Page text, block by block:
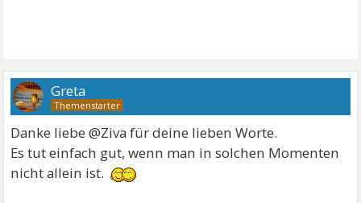
Greta
Danke liebe @Ziva für deine lieben Worte.
Es tut einfach gut, wenn man in solchen Momenten
nicht allein ist.